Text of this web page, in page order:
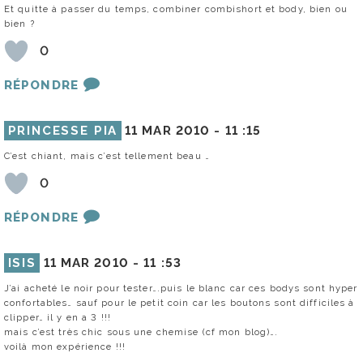
Et quitte à passer du temps, combiner combishort et body, bien ou
bien ?
0
RÉPONDRE
PRINCESSE PIA 11 MAR 2010 - 11 :15
C’est chiant, mais c’est tellement beau …
0
RÉPONDRE
ISIS 11 MAR 2010 -11 :53
J’ai acheté le noir pour tester….puis le blanc car ces bodys sont hyper
confortables… sauf pour le petit coin car les boutons sont difficiles à
clipper… il y en a 3 !!!
mais c’est très chic sous une chemise (cf mon blog)….
voilà mon expérience !!!